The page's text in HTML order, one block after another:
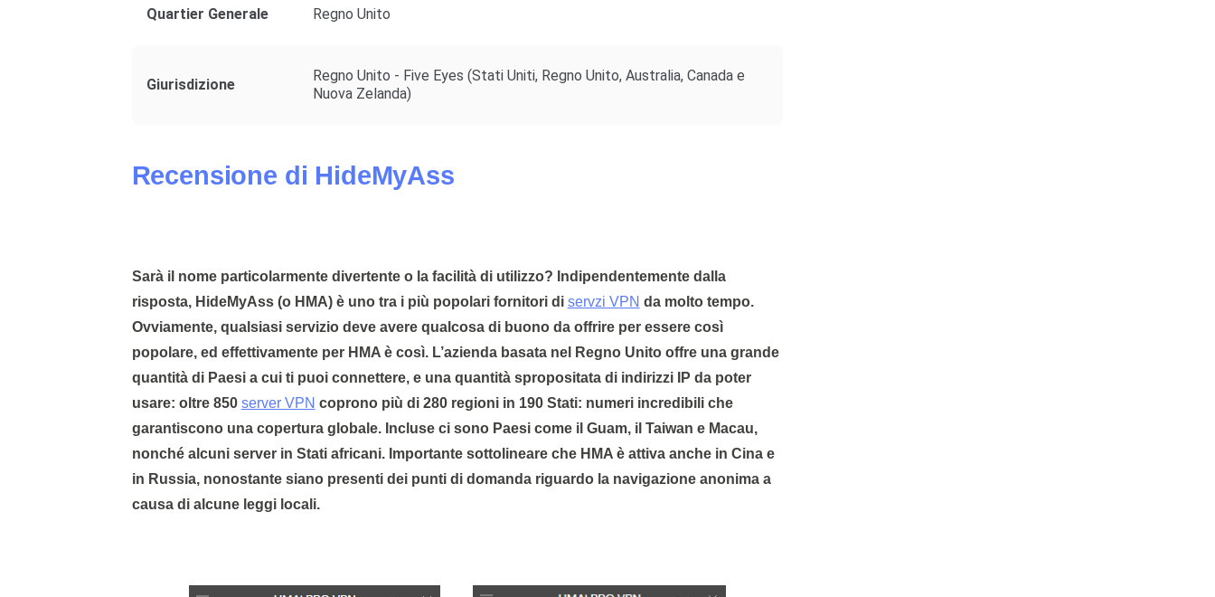
Quartier Generale Regno Unito
Giurisdizione
Regno Unito - Five Eyes (Stati Uniti, Regno Unito, Australia, Canada e
Nuova Zelanda)
Recensione di HideMyAss
Sarà il nome particolarmente divertente o la facilità di utilizzo? Indipendentemente dalla
risposta, HideMyAss (o HMA) è uno tra i più popolari fornitori di servzi VPN da molto tempo.
Ovviamente, qualsiasi servizio deve avere qualcosa di buono da offrire per essere così
popolare, ed effettivamente per HMA è così. L’azienda basata nel Regno Unito offre una grande
quantità di Paesi a cui ti puoi connettere, e una quantità spropositata di indirizzi IP da poter
usare: oltre 850 server VPN coprono più di 280 regioni in 190 Stati: numeri incredibili che
garantiscono una copertura globale. Incluse ci sono Paesi come il Guam, il Taiwan e Macau,
nonché alcuni server in Stati africani. Importante sottolineare che HMA è attiva anche in Cina e
in Russia, nonostante siano presenti dei punti di domanda riguardo la navigazione anonima a
causa di alcune leggi locali.